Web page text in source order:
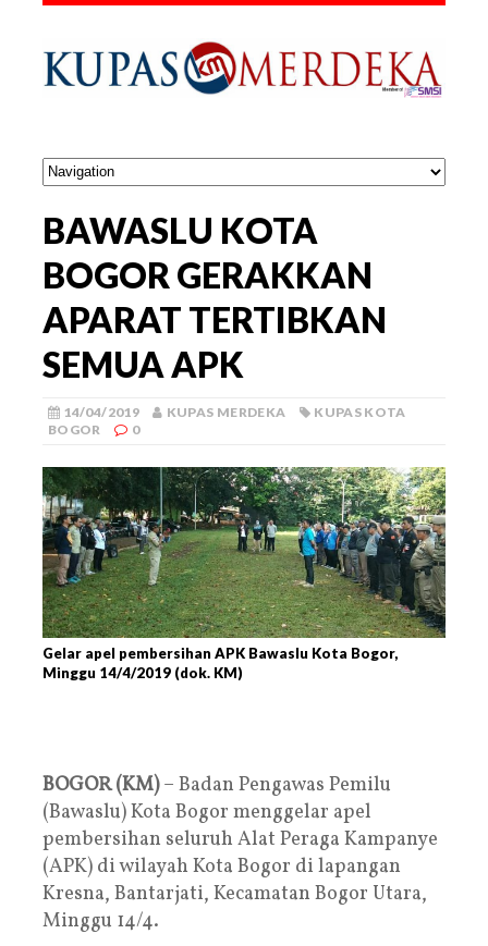
BAWASLU KOTA
BOGOR GERAKKAN
APARAT TERTIBKAN
SEMUA APK
14/04/2019 KUPAS MERDEKA
KUPAS KOTA
BOGOR
0
Gelar apel pembersihan APK Bawaslu Kota Bogor,
Minggu 14/4/2019 (dok. KM)
BOGOR (KM)– Badan Pengawas Pemilu
(Bawaslu) Kota Bogor menggelar apel
pembersihan seluruh Alat Peraga Kampanye
(APK) di wilayah Kota Bogor di lapangan
Kresna, Bantarjati, Kecamatan Bogor Utara,
Minggu 14/4.